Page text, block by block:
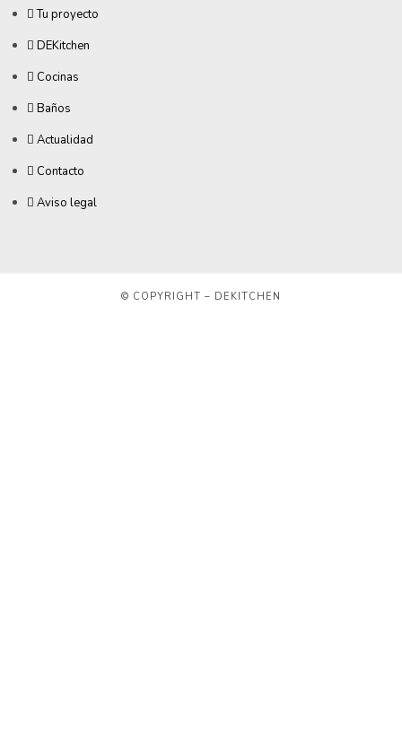
Tu proyecto
DEKitchen
Cocinas
Baños
Actualidad
Contacto
Aviso legal
© COPYRIGHT – DEKITCHEN